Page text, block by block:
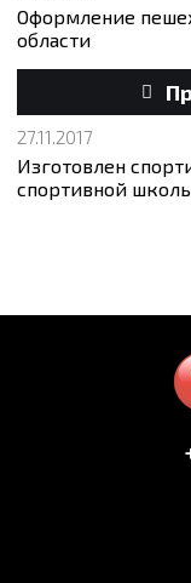
Оформление
области
27.11.2017
Изготовлен
спортивной